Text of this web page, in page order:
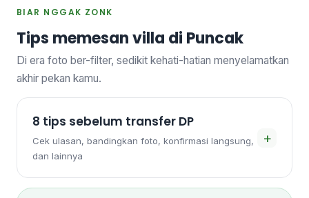
BIAR NGGAK ZONK
Tips memesan villa di Puncak
Di era foto ber-filter, sedikit kehati-hatian menyelamatkan
akhir pekan kamu.
8 tips sebelum transfer DP
Cek ulasan, bandingkan foto, konfirmasi langsung,
dan lainnya
+